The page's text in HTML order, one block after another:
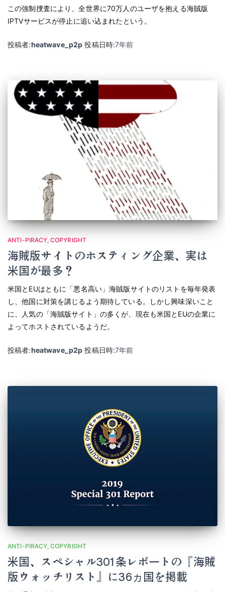
この強制捜査により、全世界に70万人のユーザを抱える海賊版
IPTVサービスが停止に追い込まれたという。
投稿者:heatwave_p2p 投稿日時:7年前
ANTI-PIRACY COPYRIGHT
海賊版サイトのホスティング企業、実は
米国が最多？
米国とEUはともに「悪名高い」海賊版サイトのリストを毎年発表
し、他国に対策を講じるよう期待している。しかし興味深いこと
に、人気の「海賊版サイト」の多くが、現在も米国とEUの企業に
よってホストされているようだ。
投稿者:heatwave_p2p 投稿日時:7年前
ANTI-PIRACY COPYRIGHT
米国、スペシャル301条レポートの『海賊
版ウォッチリスト』に36ヵ国を掲載